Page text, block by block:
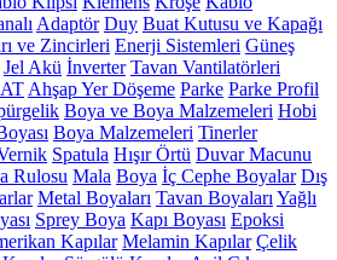
Adaptör Duy Buat Kutusu ve Kapağı
ve Zincirleri Enerji Sistemleri Güneş
Jel Akü İnverter Tavan Vantilatörleri
Ahşap Yer Döşeme Parke Parke Profil
Boya ve Boya Malzemeleri Hobi
Boya Malzemeleri Tinerler
Spatula Hışır Örtü Duvar Macunu
Rulosu Mala Boya İç Cephe Boyalar Dış
Metal Boyaları Tavan Boyaları Yağlı
Sprey Boya Kapı Boyası Epoksi
Kapılar Melamin Kapılar Çelik